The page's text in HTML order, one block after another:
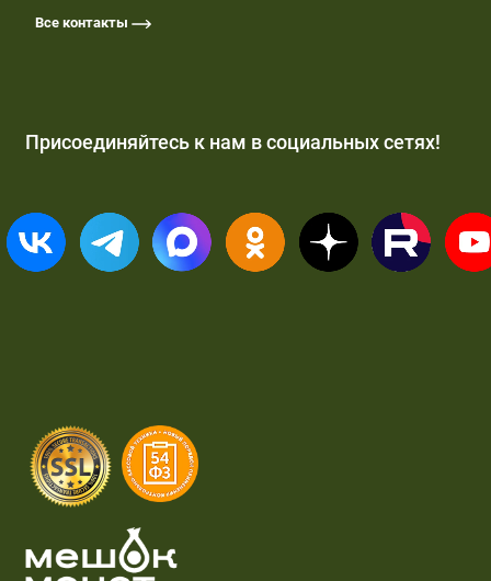
Все контакты
Присоединяйтесь к нам в социальных сетях!